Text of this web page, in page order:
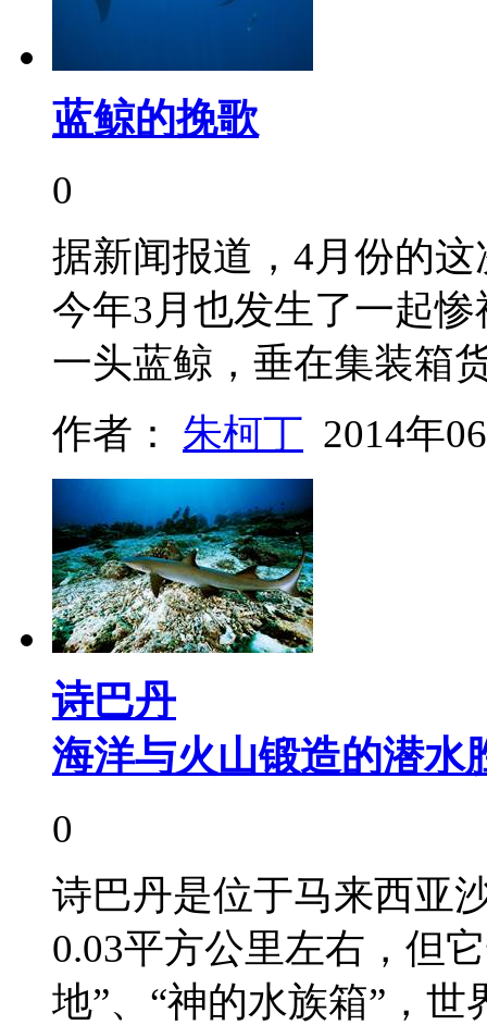
蓝鲸的挽歌
0
据新闻报道，4月份的
今年3月也发生了一起
一头蓝鲸，垂在集装
作者： 朱柯丁 2014年
诗巴丹
海洋与火山锻造的潜水
0
诗巴丹是位于马来西亚
0.03平方公里左右，但
地”、“神的水族箱”，